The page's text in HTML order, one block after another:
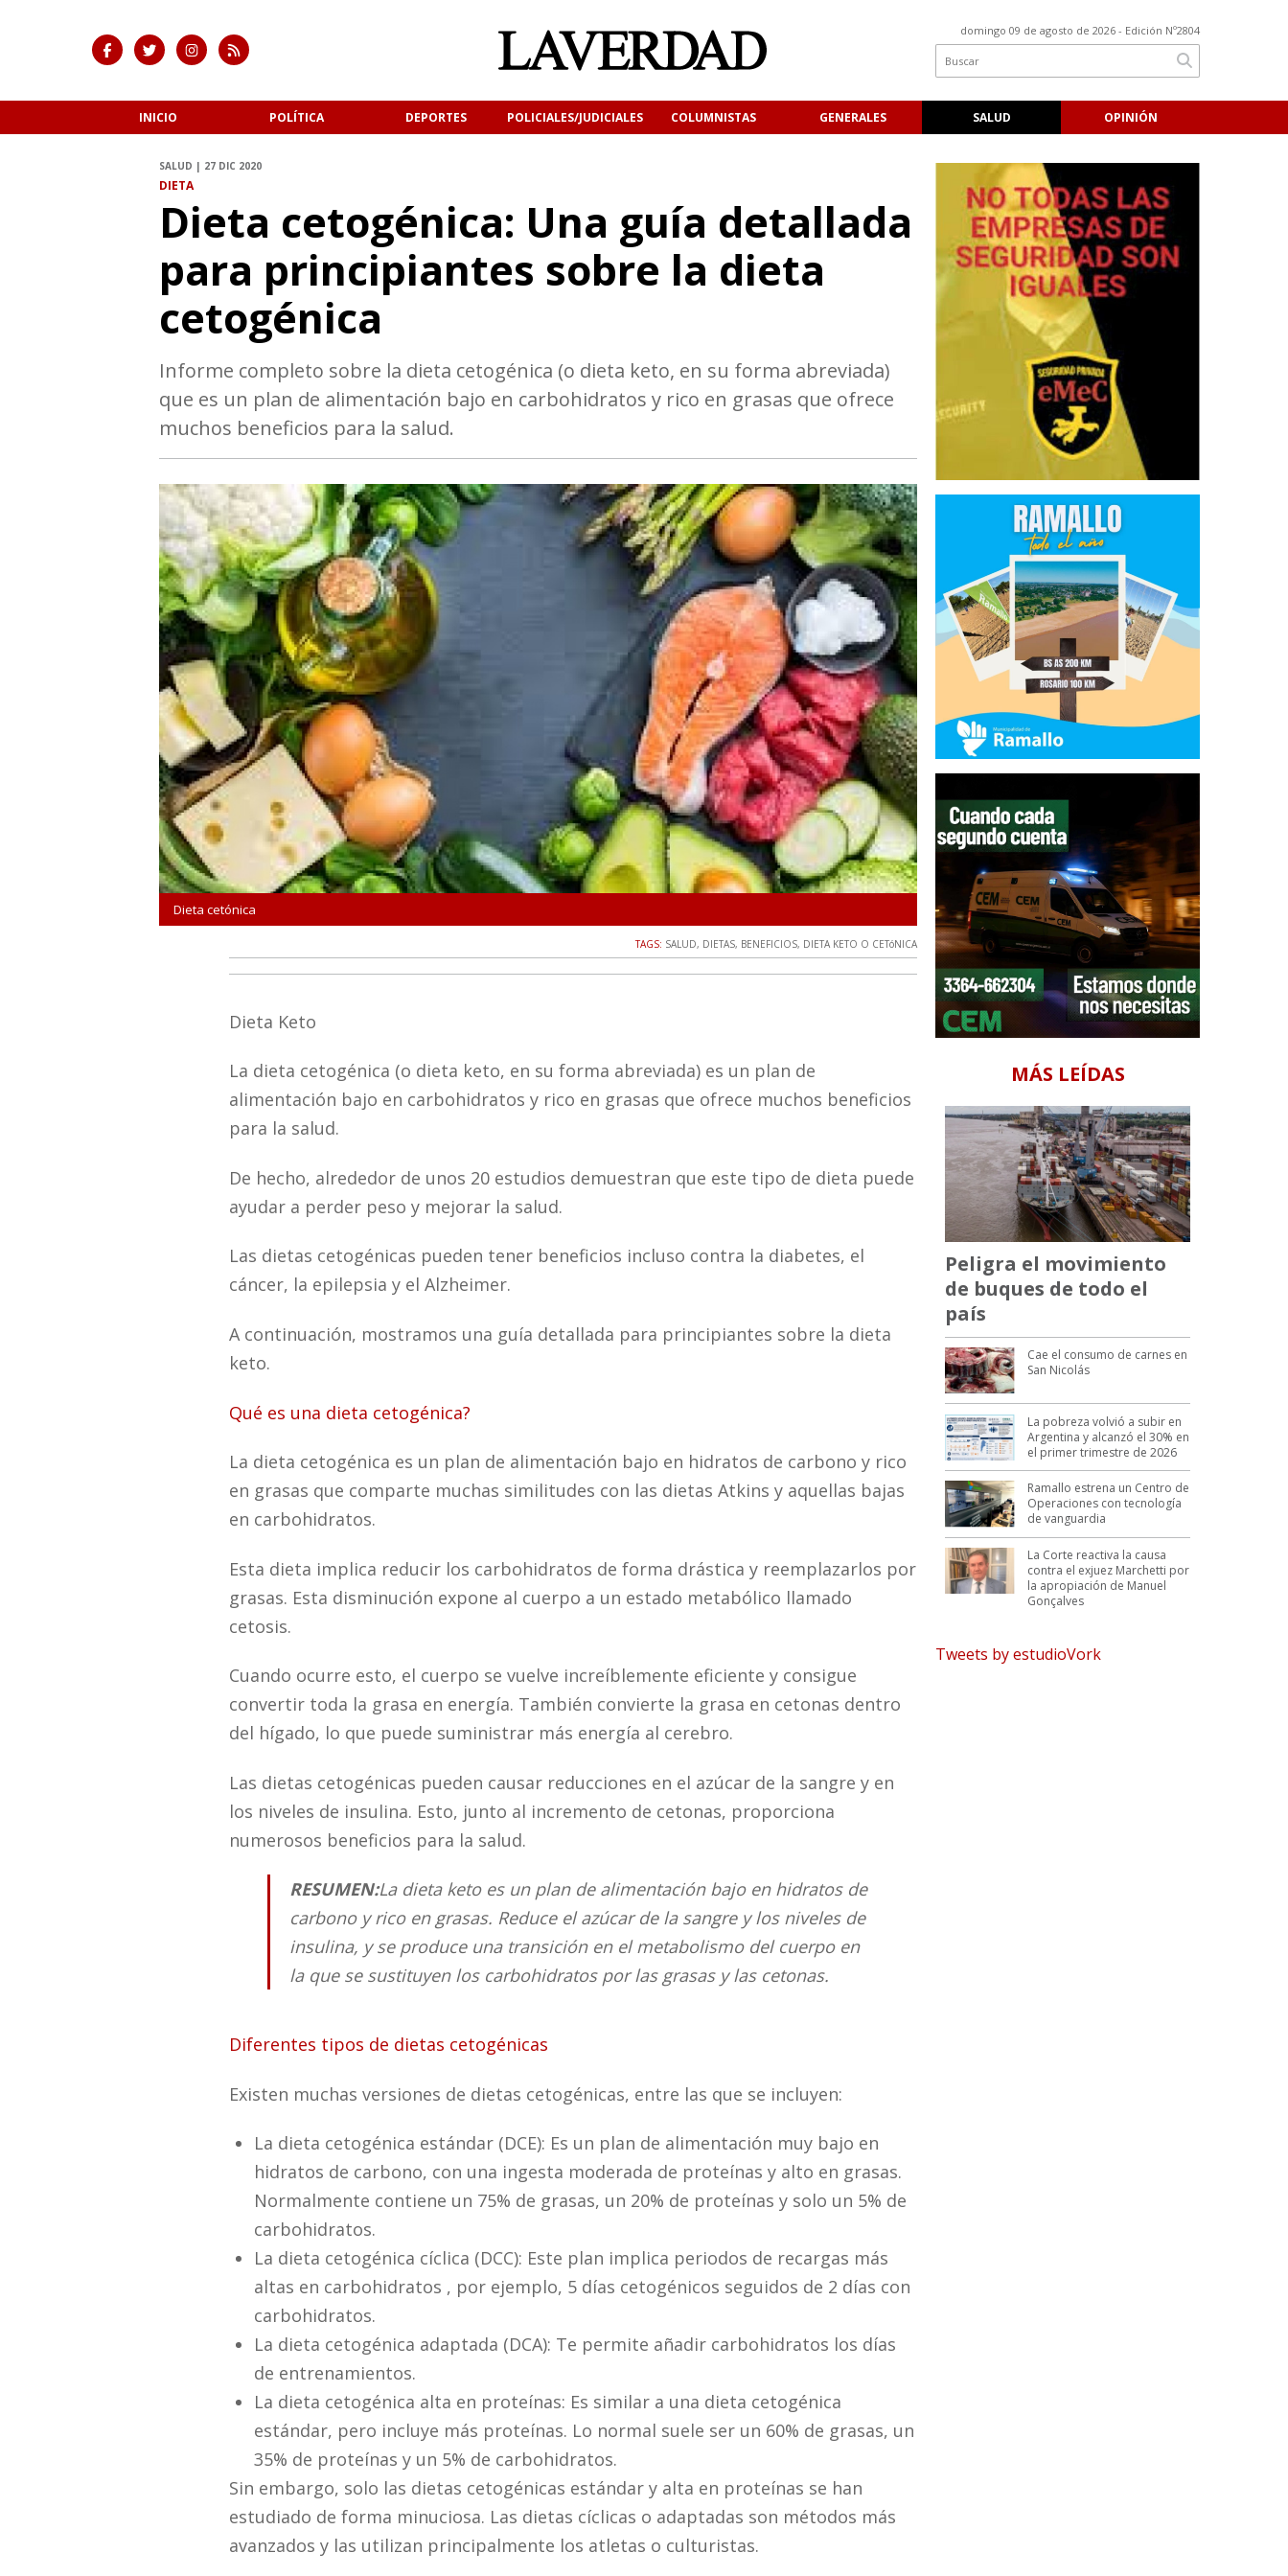
domingo 09 de agosto de 2026 - Edición Nº2804
INICIO POLÍTICA DEPORTES POLICIALES/JUDICIALES COLUMNISTAS GENERALES SALUD OPINIÓN
SALUD | 27 DIC 2020
DIETA
Dieta cetogénica: Una guía detallada
para principiantes sobre la dieta
cetogénica
Informe completo sobre la dieta cetogénica (o dieta keto, en su forma abreviada)
que es un plan de alimentación bajo en carbohidratos y rico en grasas que ofrece
muchos beneficios para la salud.
Dieta cetónica Dieta cetónica
TAGS: SALUD, DIETAS, BENEFICIOS, DIETA KETO O CETóNICA
Dieta Keto
La dieta cetogénica (o dieta keto, en su forma abreviada) es un plan de
alimentación bajo en carbohidratos y rico en grasas que ofrece muchos beneficios
para la salud.
De hecho, alrededor de unos 20 estudios demuestran que este tipo de dieta puede
ayudar a perder peso y mejorar la salud.
Las dietas cetogénicas pueden tener beneficios incluso contra la diabetes, el
cáncer, la epilepsia y el Alzheimer.
A continuación, mostramos una guía detallada para principiantes sobre la dieta
keto.
Qué es una dieta cetogénica?
La dieta cetogénica es un plan de alimentación bajo en hidratos de carbono y rico
en grasas que comparte muchas similitudes con las dietas Atkins y aquellas bajas
en carbohidratos.
Esta dieta implica reducir los carbohidratos de forma drástica y reemplazarlos por
grasas. Esta disminución expone al cuerpo a un estado metabólico llamado
cetosis.
Cuando ocurre esto, el cuerpo se vuelve increíblemente eficiente y consigue
convertir toda la grasa en energía. También convierte la grasa en cetonas dentro
del hígado, lo que puede suministrar más energía al cerebro.
Las dietas cetogénicas pueden causar reducciones en el azúcar de la sangre y en
los niveles de insulina. Esto, junto al incremento de cetonas, proporciona
numerosos beneficios para la salud.
RESUMEN:La dieta keto es un plan de alimentación bajo en hidratos de
carbono y rico en grasas. Reduce el azúcar de la sangre y los niveles de
insulina, y se produce una transición en el metabolismo del cuerpo en
la que se sustituyen los carbohidratos por las grasas y las cetonas.
Diferentes tipos de dietas cetogénicas
Existen muchas versiones de dietas cetogénicas, entre las que se incluyen:
La dieta cetogénica estándar (DCE): Es un plan de alimentación muy bajo en
hidratos de carbono, con una ingesta moderada de proteínas y alto en grasas.
Normalmente contiene un 75% de grasas, un 20% de proteínas y solo un 5% de
carbohidratos.
La dieta cetogénica cíclica (DCC): Este plan implica periodos de recargas más
altas en carbohidratos , por ejemplo, 5 días cetogénicos seguidos de 2 días con
carbohidratos.
La dieta cetogénica adaptada (DCA): Te permite añadir carbohidratos los días
de entrenamientos.
La dieta cetogénica alta en proteínas: Es similar a una dieta cetogénica
estándar, pero incluye más proteínas. Lo normal suele ser un 60% de grasas, un
35% de proteínas y un 5% de carbohidratos.
Sin embargo, solo las dietas cetogénicas estándar y alta en proteínas se han
estudiado de forma minuciosa. Las dietas cíclicas o adaptadas son métodos más
avanzados y las utilizan principalmente los atletas o culturistas.
MÁS LEÍDAS
Peligra el movimiento
de buques de todo el
país
Cae el consumo de carnes en
San Nicolás
La pobreza volvió a subir en
Argentina y alcanzó el 30% en
el primer trimestre de 2026
Ramallo estrena un Centro de
Operaciones con tecnología
de vanguardia
La Corte reactiva la causa
contra el exjuez Marchetti por
la apropiación de Manuel
Gonçalves
Tweets by estudioVork